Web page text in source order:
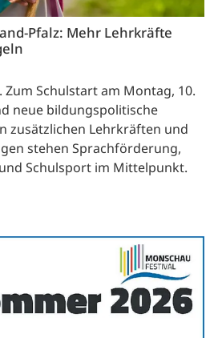
Pfalz: Mehr Lehrkräfte
Zum Schulstart am Montag, 10.
neue bildungspolitische
zusätzlichen Lehrkräften und
stehen Sprachförderung,
Schulsport im Mittelpunkt.